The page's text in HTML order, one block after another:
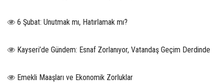
6 Şubat: Unutmak mı, Hatırlamak mı?
Kayseri’de Gündem: Esnaf Zorlanıyor, Vatandaş Geçim Derdinde
Emekli Maaşları ve Ekonomik Zorluklar